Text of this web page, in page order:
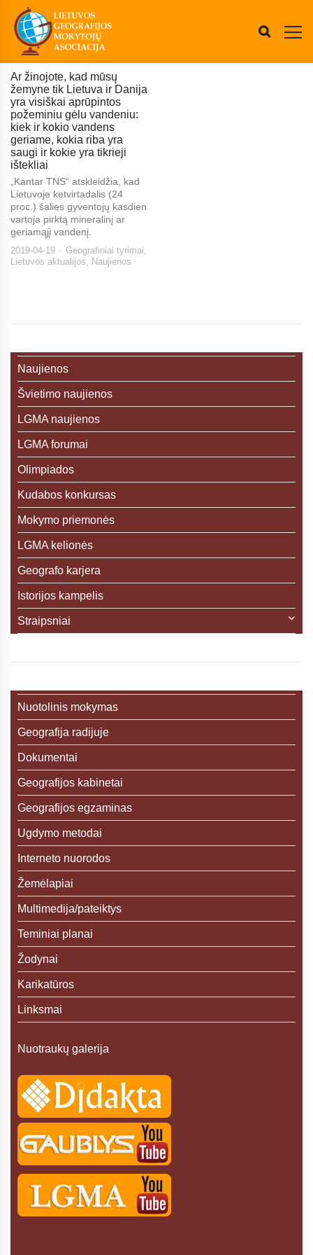
Ar žinojote, kad mūsų
žemyne tik Lietuva ir Danija
yra visiškai aprūpintos
požeminiu gėlu vandeniu:
kiek ir kokio vandens
geriame, kokia riba yra
saugi ir kokie yra tikrieji
ištekliai
„Kantar TNS“ atskleidžia, kad
Lietuvoje ketvirtadalis (24
proc.) šalies gyventojų kasdien
vartoja pirktą mineralinį ar
geriamąjį vandenį.
2019-04-19 Geografiniai tyrimai,
Lietuvos aktualijos, Naujienos
Naujienos
Švietimo naujienos
LGMA naujienos
LGMA forumai
Olimpiados
Kudabos konkursas
Mokymo priemonės
LGMA kelionės
Geografo karjera
Istorijos kampelis
Straipsniai
Nuotolinis mokymas
Geografija radijuje
Dokumentai
Geografijos kabinetai
Geografijos egzaminas
Ugdymo metodai
Interneto nuorodos
Žemėlapiai
Multimedija/pateiktys
Teminiai planai
Žodynai
Karikatūros
Linksmai
Nuotraukų galerija